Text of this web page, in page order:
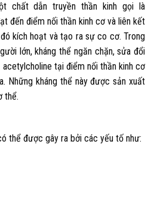
chất dẫn truyền thần kinh gọi là
đến điểm nối thần kinh cơ và liên kết
kích hoạt và tạo ra sự co cơ. Trong
lớn, kháng thể ngăn chặn, sửa đổi
tại điểm nối thần kinh cơ
Những kháng thể này được sản xuất
thể.
thể được gây ra bởi các yếu tố như: